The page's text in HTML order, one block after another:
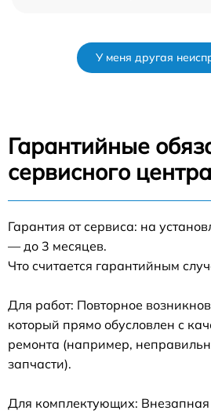
У меня другая
Гарантийные
сервисного
Гарантия от сервиса: на
— до 3 месяцев.
Что считается гарантийным
Для работ: Повторное
который прямо обусловлен с
ремонта (например,
запчасти).
Для комплектующих: Внезапная